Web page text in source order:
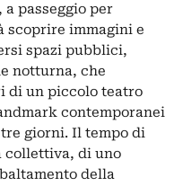
passeggio per
scoprire immagini e
spazi pubblici,
notturna, che
di un piccolo teatro
contemporanei
giorni. Il tempo di
collettiva, di uno
della